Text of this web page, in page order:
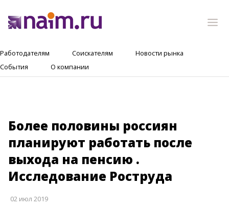
Работодателям Соискателям
Новости рынка
События
О компании
Более половины россиян
планируют работать после
выхода на пенсию .
Исследование Роструда
02 июл 2019